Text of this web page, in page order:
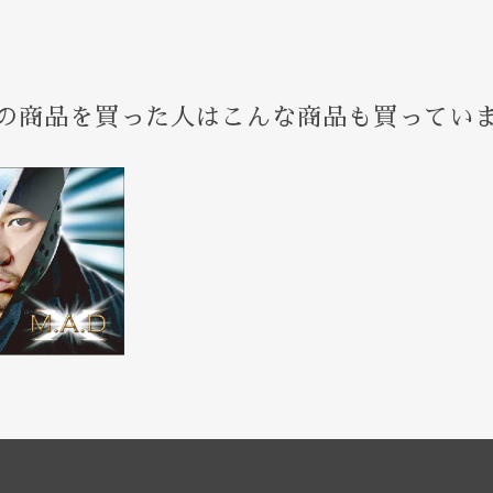
商品を買った人はこんな商品も買ってい